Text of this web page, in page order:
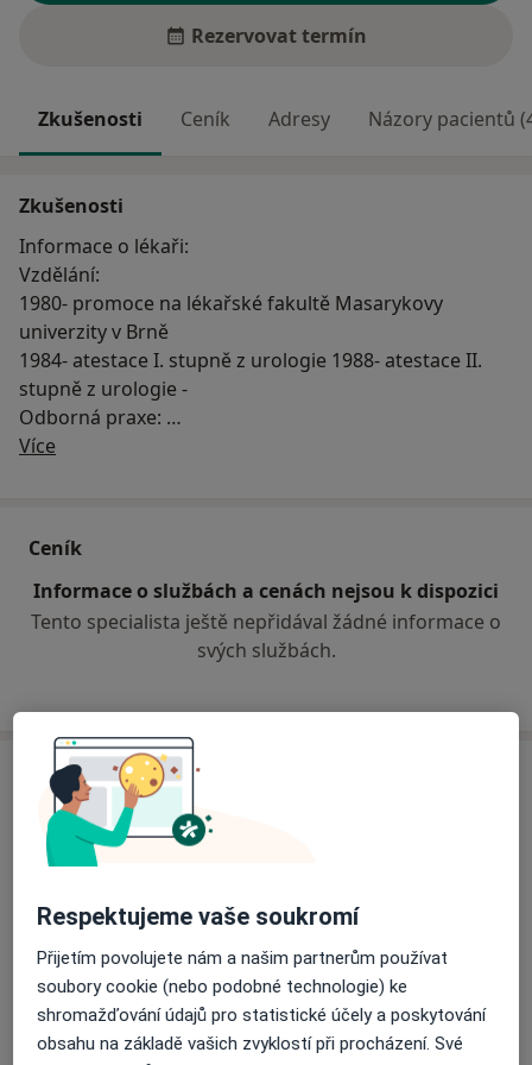
Rezervovat termín
Zkušenosti Ceník Adresy Názory pacientů
Zkušenosti
Informace o lékaři:
Vzdělání:
1980- promoce na lékařské fakultě Masarykovy
univerzity v Brně
1984- atestace I. stupně z urologie 1988- atestace II.
stupně z urologie -
Odborná praxe:
1980 -1992 - Urologická klinika FN U sv. Anny v Brně (
UROINTEGRITAS s.r.o. v Brně
Poskytované služby: urologie, andrologie, sexuologie
Jazyky: česky, německy, anglicky, rusky
Více
Ceník
Informace o službách a cenách nejsou k dispozici
Tento specialista ještě nepřidával žádné informace o
svých službách.
Adresa
Urologická ambulance
Jugoslávská 13,
Přiblížit mapuse otevře v nové záložce
Dostupnost
Na této adrese online kalendář není aktivní
Co mám v takové situaci udělat?
Respektujeme vaše soukromí
Přijetím povolujete nám a našim partnerům používat
soubory cookie (nebo podobné technologie) ke
shromažďování údajů pro statistické účely a poskytování
obsahu na základě vašich zvyklostí při procházení. Své